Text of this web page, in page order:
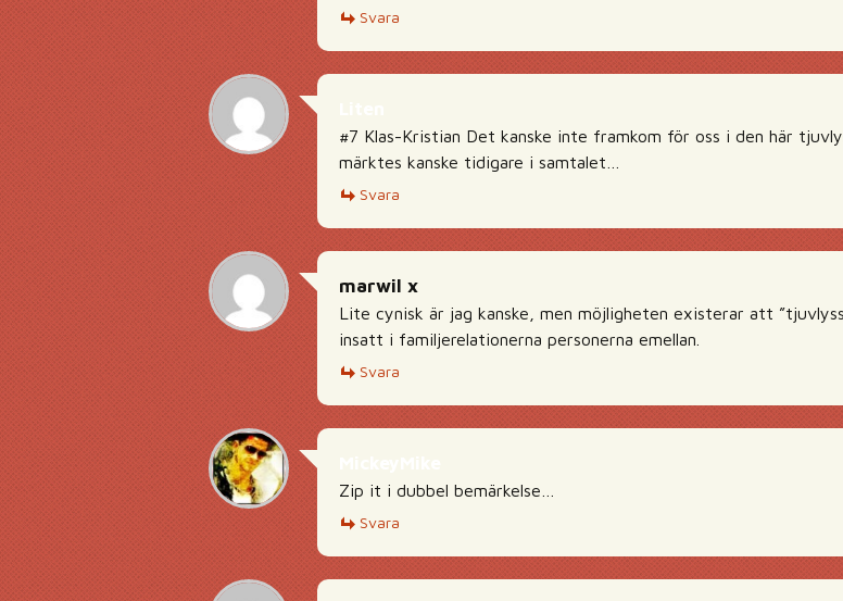
Svara
#7 Klas-Kristian Det kanske inte framkom för oss i den här
märktes kanske tidigare i samtalet…
Svara
marwil x
Lite cynisk är jag kanske, men möjligheten existerar att
insatt i familjerelationerna personerna emellan.
Svara
Zip it i dubbel bemärkelse…
Svara